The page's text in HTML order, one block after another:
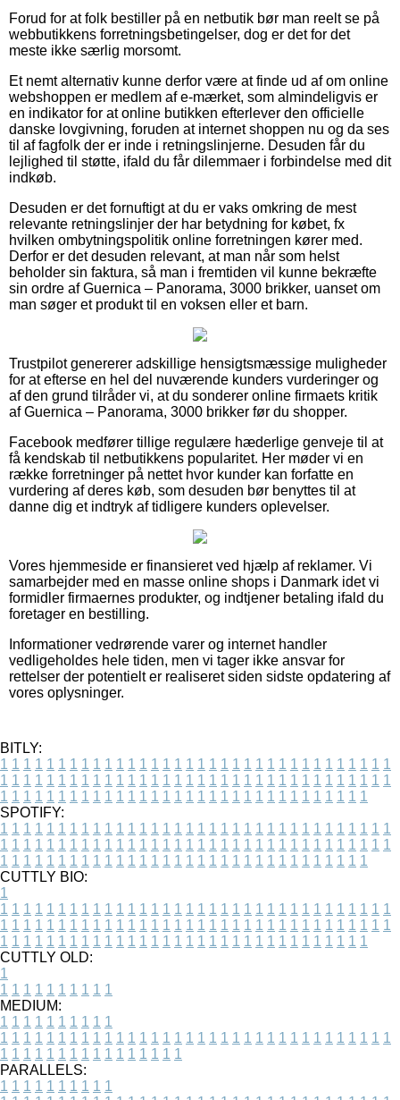
Forud for at folk bestiller på en netbutik bør man reelt se på
webbutikkens forretningsbetingelser, dog er det for det
meste ikke særlig morsomt.
Et nemt alternativ kunne derfor være at finde ud af om online
webshoppen er medlem af e-mærket, som almindeligvis er
en indikator for at online butikken efterlever den officielle
danske lovgivning, foruden at internet shoppen nu og da ses
til af fagfolk der er inde i retningslinjerne. Desuden får du
lejlighed til støtte, ifald du får dilemmaer i forbindelse med dit
indkøb.
Desuden er det fornuftigt at du er vaks omkring de mest
relevante retningslinjer der har betydning for købet, fx
hvilken ombytningspolitik online forretningen kører med.
Derfor er det desuden relevant, at man når som helst
beholder sin faktura, så man i fremtiden vil kunne bekræfte
sin ordre af Guernica – Panorama, 3000 brikker, uanset om
man søger et produkt til en voksen eller et barn.
Trustpilot genererer adskillige hensigtsmæssige muligheder
for at efterse en hel del nuværende kunders vurderinger og
af den grund tilråder vi, at du sonderer online firmaets kritik
af Guernica – Panorama, 3000 brikker før du shopper.
Facebook medfører tillige regulære hæderlige genveje til at
få kendskab til netbutikkens popularitet. Her møder vi en
række forretninger på nettet hvor kunder kan forfatte en
vurdering af deres køb, som desuden bør benyttes til at
danne dig et indtryk af tidligere kunders oplevelser.
Vores hjemmeside er finansieret ved hjælp af reklamer. Vi
samarbejder med en masse online shops i Danmark idet vi
formidler firmaernes produkter, og indtjener betaling ifald du
foretager en bestilling.
Informationer vedrørende varer og internet handler
vedligeholdes hele tiden, men vi tager ikke ansvar for
rettelser der potentielt er realiseret siden sidste opdatering af
vores oplysninger.
BITLY:
1 1 1 1 1 1 1 1 1 1 1 1 1 1 1 1 1 1 1 1 1 1 1 1 1 1 1 1 1 1 1 1 1 1
1 1 1 1 1 1 1 1 1 1 1 1 1 1 1 1 1 1 1 1 1 1 1 1 1 1 1 1 1 1 1 1 1 1
1 1 1 1 1 1 1 1 1 1 1 1 1 1 1 1 1 1 1 1 1 1 1 1 1 1 1 1 1 1 1 1
SPOTIFY:
1 1 1 1 1 1 1 1 1 1 1 1 1 1 1 1 1 1 1 1 1 1 1 1 1 1 1 1 1 1 1 1 1 1
1 1 1 1 1 1 1 1 1 1 1 1 1 1 1 1 1 1 1 1 1 1 1 1 1 1 1 1 1 1 1 1 1 1
1 1 1 1 1 1 1 1 1 1 1 1 1 1 1 1 1 1 1 1 1 1 1 1 1 1 1 1 1 1 1 1
CUTTLY BIO:
1
1 1 1 1 1 1 1 1 1 1 1 1 1 1 1 1 1 1 1 1 1 1 1 1 1 1 1 1 1 1 1 1 1 1
1 1 1 1 1 1 1 1 1 1 1 1 1 1 1 1 1 1 1 1 1 1 1 1 1 1 1 1 1 1 1 1 1 1
1 1 1 1 1 1 1 1 1 1 1 1 1 1 1 1 1 1 1 1 1 1 1 1 1 1 1 1 1 1 1 1
CUTTLY OLD:
1
1 1 1 1 1 1 1 1 1 1
MEDIUM:
1 1 1 1 1 1 1 1 1 1
1 1 1 1 1 1 1 1 1 1 1 1 1 1 1 1 1 1 1 1 1 1 1 1 1 1 1 1 1 1 1 1 1 1
1 1 1 1 1 1 1 1 1 1 1 1 1 1 1 1
PARALLELS:
1 1 1 1 1 1 1 1 1 1